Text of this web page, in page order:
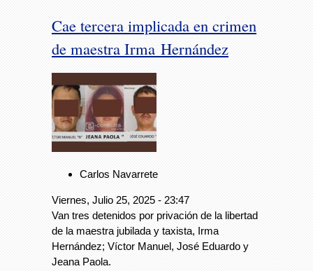
Cae tercera implicada en crimen
de maestra Irma Hernández
Carlos Navarrete
Viernes, Julio 25, 2025 - 23:47
Van tres detenidos por privación de la libertad
de la maestra jubilada y taxista, Irma
Hernández; Víctor Manuel, José Eduardo y
Jeana Paola.